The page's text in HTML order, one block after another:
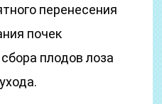
перенесения
почек
плодов лоза